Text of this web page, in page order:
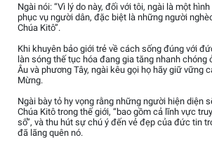
Ngài nói: “Vì lý do này, đối với tôi, ngài là một
phục vụ người dân, đặc biệt là những người
Chúa Kitô”.
Khi khuyên bảo giới trẻ về cách sống đúng với
làn sóng thế tục hóa đang gia tăng nhanh chóng
Âu và phương Tây, ngài kêu gọi họ hãy giữ vững
Mừng.
Ngài bày tỏ hy vọng rằng những người hiện diện
Chúa Kitô trong thế giới, “bao gồm cả lĩnh vực
số”, và thu hút sự chú ý đến vẻ đẹp của đức tin
đã lãng quên nó.